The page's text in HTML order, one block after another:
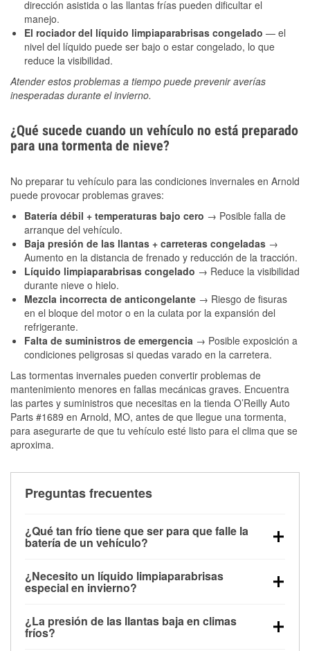
dirección asistida o las llantas frías pueden dificultar el
manejo.
El rociador del líquido limpiaparabrisas congelado — el
nivel del líquido puede ser bajo o estar congelado, lo que
reduce la visibilidad.
Atender estos problemas a tiempo puede prevenir averías
inesperadas durante el invierno.
¿Qué sucede cuando un vehículo no está preparado
para una tormenta de nieve?
No preparar tu vehículo para las condiciones invernales en Arnold
puede provocar problemas graves:
Batería débil + temperaturas bajo cero → Posible falla de
arranque del vehículo.
Baja presión de las llantas + carreteras congeladas →
Aumento en la distancia de frenado y reducción de la tracción.
Líquido limpiaparabrisas congelado → Reduce la visibilidad
durante nieve o hielo.
Mezcla incorrecta de anticongelante → Riesgo de fisuras
en el bloque del motor o en la culata por la expansión del
refrigerante.
Falta de suministros de emergencia → Posible exposición a
condiciones peligrosas si quedas varado en la carretera.
Las tormentas invernales pueden convertir problemas de
mantenimiento menores en fallas mecánicas graves. Encuentra
las partes y suministros que necesitas en la tienda O’Reilly Auto
Parts #1689 en Arnold, MO, antes de que llegue una tormenta,
para asegurarte de que tu vehículo esté listo para el clima que se
aproxima.
Preguntas frecuentes
¿Qué tan frío tiene que ser para que falle la
batería de un vehículo?
debajo de los 32 °F y puede perder hasta la mitad de
su potencia de arranque cerca de los 0 °F, lo que
arranque.
¿Necesito un líquido limpiaparabrisas
especial en invierno?
la congelación y ayuda a disolver la sal y la nieve
derretida en la carretera para mejorar la visibilidad.
¿La presión de las llantas baja en climas
fríos?